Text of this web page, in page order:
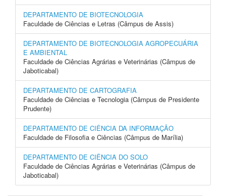
DEPARTAMENTO DE BIOTECNOLOGIA
Faculdade de Ciências e Letras (Câmpus de Assis)
DEPARTAMENTO DE BIOTECNOLOGIA AGROPECUÁRIA
E AMBIENTAL
Faculdade de Ciências Agrárias e Veterinárias (Câmpus de
Jaboticabal)
DEPARTAMENTO DE CARTOGRAFIA
Faculdade de Ciências e Tecnologia (Câmpus de Presidente
Prudente)
DEPARTAMENTO DE CIÊNCIA DA INFORMAÇÃO
Faculdade de Filosofia e Ciências (Câmpus de Marília)
DEPARTAMENTO DE CIÊNCIA DO SOLO
Faculdade de Ciências Agrárias e Veterinárias (Câmpus de
Jaboticabal)